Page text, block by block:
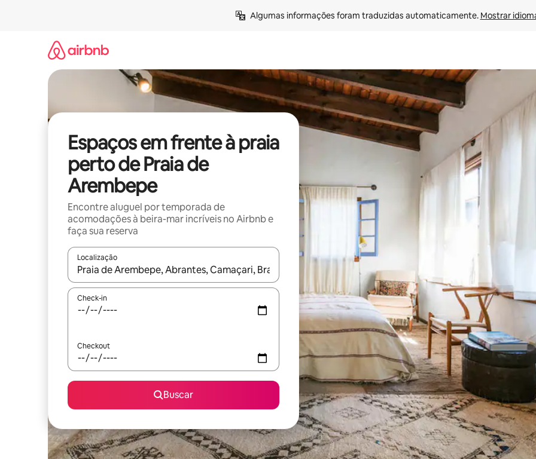
Algumas informações foram traduzidas automaticamente. Mostrar
Espaços em frente à praia
perto de Praia de
Arembepe
Encontre aluguel por temporada de
acomodações à beira-mar incríveis no Airbnb e
faça sua reserva
Localização
Quando os resultados estiverem disponíveis, explore-os usando as seta para cima e para baixo do teclado ou tocando
Check-in
Checkout
Buscar